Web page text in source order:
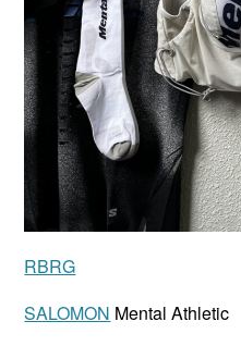
RBRG
SALOMON Mental Athletic